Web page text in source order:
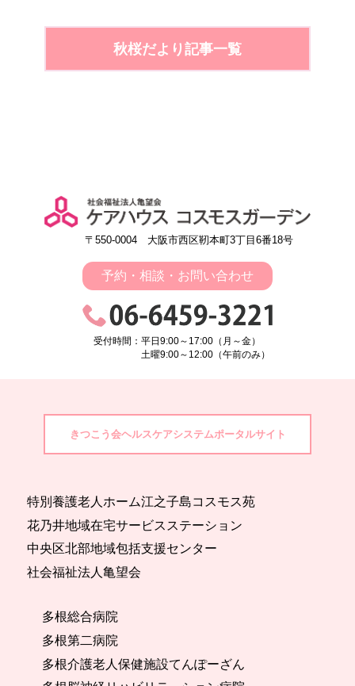
秋桜だより記事一覧
〒550-0004 大阪市西区靭本町3丁目6番18号
予約・相談・お問い合わせ
受付時間：平日9:00～17:00（月～金）
土曜9:00～12:00（午前のみ）
きつこう会ヘルスケアシステムポータルサイト
特別養護老人ホーム江之子島コスモス苑
花乃井地域在宅サービスステーション
中央区北部地域包括支援センター
社会福祉法人亀望会
多根総合病院
多根第二病院
多根介護老人保健施設てんぽーざん